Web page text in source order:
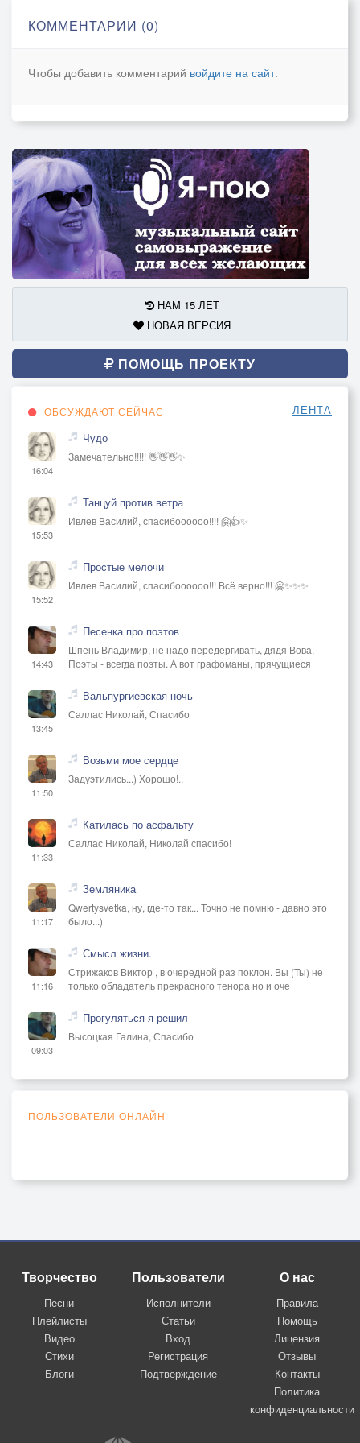
КОММЕНТАРИИ (0)
Чтобы добавить комментарий войдите на сайт.
НАМ 15 ЛЕТ
НОВАЯ ВЕРСИЯ
ПОМОЩЬ ПРОЕКТУ
ОБСУЖДАЮТ СЕЙЧАС ЛЕНТА
16:04
Чудо
Замечательно!!!!! 👋👋👋✨
15:53
Танцуй против ветра
Ивлев Василий, спасибоооооо!!!! 🤗👍✨
15:52
Простые мелочи
Ивлев Василий, спасибоооооо!!! Всё верно!!! 🤗✨✨✨
14:43
Песенка про поэтов
Шпень Владимир, не надо передёргивать, дядя Вова.
Поэты - всегда поэты. А вот графоманы, прячущиеся
13:45
Вальпургиевская ночь
Саллас Николай, Спасибо
11:50
Возьми мое сердце
Задуэтились...) Хорошо!..
11:33
Катилась по асфальту
Саллас Николай, Николай спасибо!
11:17
Земляника
Qwertysvetka, ну, где-то так... Точно не помню - давно это
было...)
11:16
Смысл жизни.
Стрижаков Виктор , в очередной раз поклон. Вы (Ты) не
только обладатель прекрасного тенора но и оче
09:03
Прогуляться я решил
Высоцкая Галина, Спасибо
ПОЛЬЗОВАТЕЛИ ОНЛАЙН
Творчество
Песни
Плейлисты
Видео
Стихи
Блоги
Пользователи
Исполнители
Статьи
Вход
Регистрация
Подтверждение
О нас
Правила
Помощь
Лицензия
Отзывы
Контакты
Политика
конфиденциальности